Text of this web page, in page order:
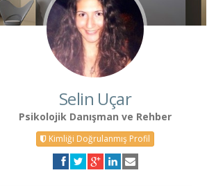
Selin Uçar
Psikolojik Danışman ve Rehber
Kimliği Doğrulanmış Profil